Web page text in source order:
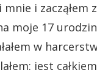
i zacząłem
moje 17
w
jest